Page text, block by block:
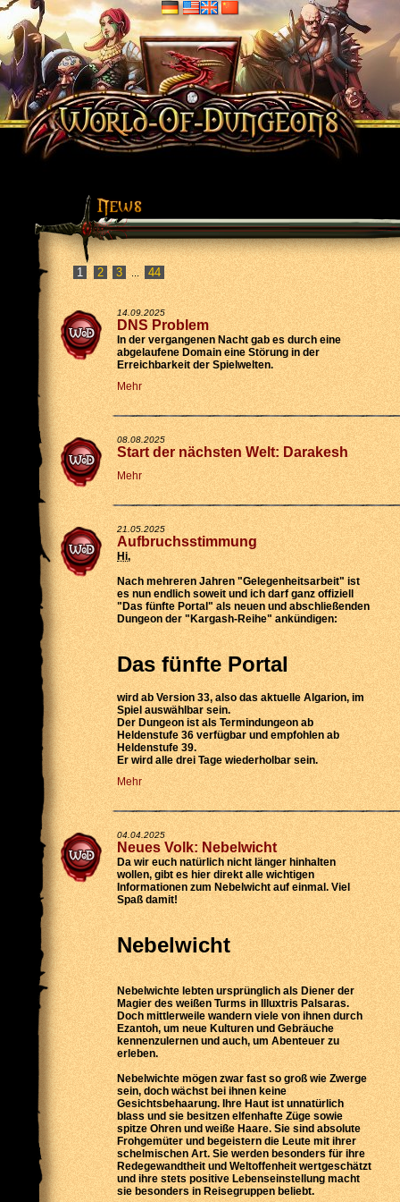
2 3 ... 44
14.09.2025
DNS Problem
In der vergangenen Nacht gab es durch eine
abgelaufene Domain eine Störung in der
Erreichbarkeit der Spielwelten.
Mehr
08.08.2025
Start der nächsten Welt: Darakesh
Mehr
21.05.2025
Aufbruchsstimmung
Hi,
Nach mehreren Jahren "Gelegenheitsarbeit" ist
es nun endlich soweit und ich darf ganz offiziell
"Das fünfte Portal" als neuen und abschließenden
Dungeon der "Kargash-Reihe" ankündigen:
Das fünfte Portal
wirdab Version 33, also das aktuelle Algarion, im
Spiel auswählbar sein.
Der Dungeon ist alsTermindungeon ab
Heldenstufe 36 verfügbar und empfohlen ab
Heldenstufe 39.
Er wirdalle drei Tage wiederholbarsein.
Mehr
04.04.2025
Neues Volk: Nebelwicht
Da wir euch natürlich nicht länger hinhalten
wollen, gibt es hier direkt alle wichtigen
Informationen zum Nebelwicht auf einmal. Viel
Spaß damit!
Nebelwicht
Nebelwichte lebten ursprünglich als Diener der
Magier des weißen Turms in Illuxtris Palsaras.
Doch mittlerweile wandern viele von ihnen durch
Ezantoh, um neue Kulturen und Gebräuche
kennenzulernen und auch, um Abenteuer zu
erleben.
Nebelwichte mögen zwar fast so groß wie Zwerge
sein, doch wächst bei ihnen keine
Gesichtsbehaarung. Ihre Haut ist unnatürlich
blass und sie besitzen elfenhafte Züge sowie
spitze Ohren und weiße Haare. Sie sind absolute
Frohgemüter und begeistern die Leute mit ihrer
schelmischen Art. Sie werden besonders für ihre
Redegewandtheit und Weltoffenheit wertgeschätzt
und ihre stets positive Lebenseinstellung macht
sie besonders in Reisegruppen beliebt.